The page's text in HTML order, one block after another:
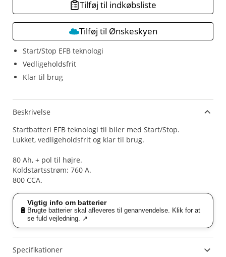
Start/Stop EFB teknologi
Vedligeholdsfrit
Klar til brug
Tilføj til indkøbsliste
Tilføj til Ønskeskyen
Beskrivelse
Startbatteri EFB teknologi til biler med Start/Stop.
Lukket, vedligeholdsfrit og klar til brug.
80 Ah, + pol til højre.
Koldstartsstrøm: 760 A.
800 CCA.
🔋
Vigtig info om batterier
Brugte batterier skal afleveres til genanvendelse. Klik for at
se fuld vejledning. ↗
Specifikationer